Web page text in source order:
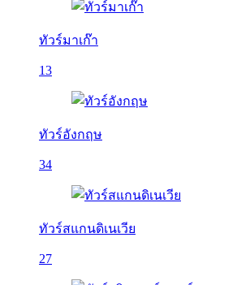
ทัวร์มาเก๊า
13
ทัวร์อังกฤษ
34
ทัวร์สแกนดิเนเวีย
27